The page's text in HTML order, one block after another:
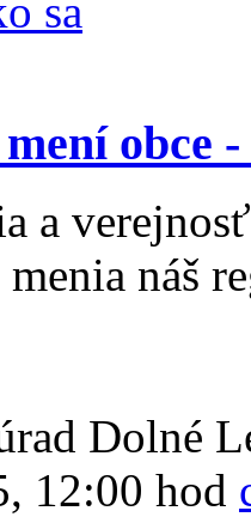
obce
a
náš
Dolné
12:00 hod